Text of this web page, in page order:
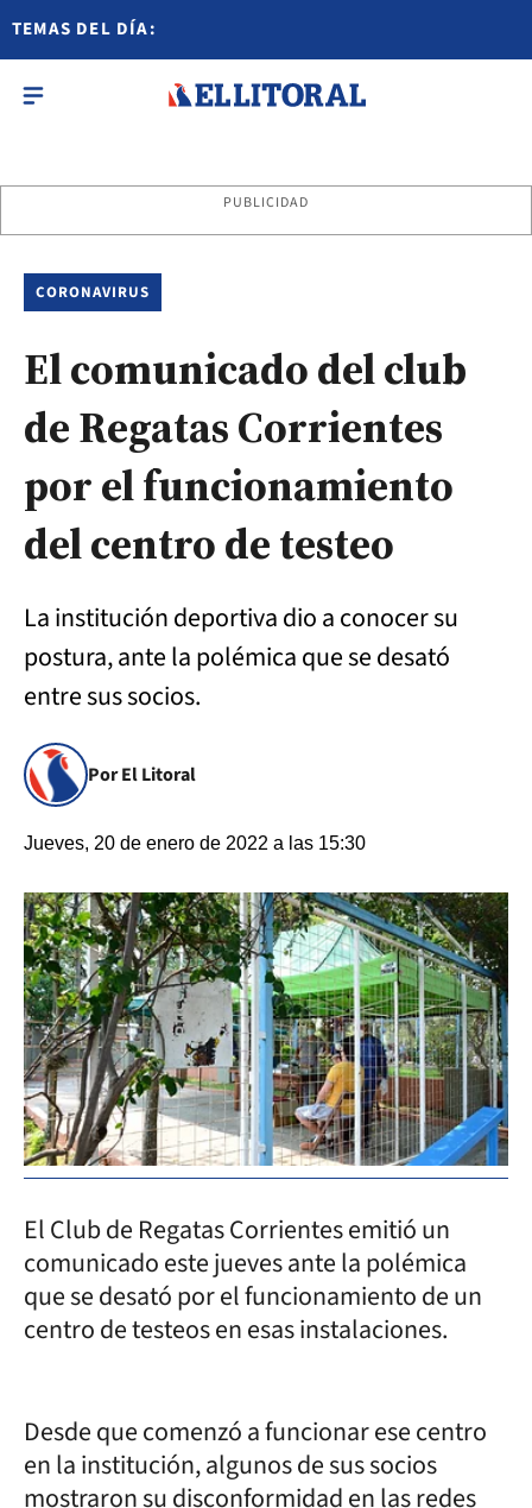
TEMAS DEL DÍA:
PUBLICIDAD
CORONAVIRUS
El comunicado del club
de Regatas Corrientes
por el funcionamiento
del centro de testeo
La institución deportiva dio a conocer su
postura, ante la polémica que se desató
entre sus socios.
Por El Litoral
Jueves, 20 de enero de 2022 a las 15:30
El Club de Regatas Corrientes emitió un
comunicado este jueves ante la polémica
que se desató por el funcionamiento de un
centro de testeos en esas instalaciones.
Desde que comenzó a funcionar ese centro
en la institución, algunos de sus socios
mostraron su disconformidad en las redes